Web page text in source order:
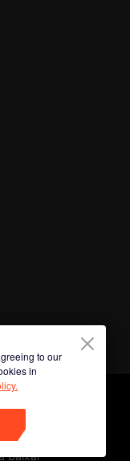
to our
in
baixar